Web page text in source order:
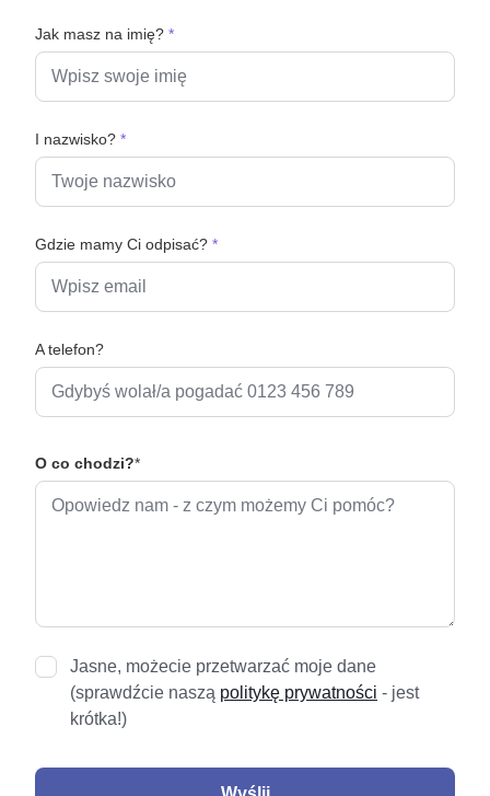
Jak masz na imię? *
I nazwisko? *
Gdzie mamy Ci odpisać? *
A telefon?
O co chodzi?*
Jasne, możecie przetwarzać moje dane
(sprawdźcie naszą politykę prywatności - jest
krótka!)